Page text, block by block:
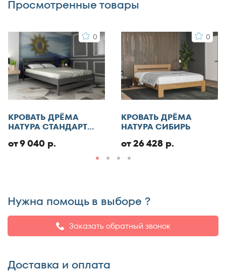
Я согласен с
правилами публикации
пользовательского контентаи даю согласие на
обработку персональных данных
Отменить
Добавить отзыв
Просмотренные товары
0
КРОВАТЬ ДРЁМА
НАТУРА СТАНДАРТ
от 9 040 р.
0
КРОВАТЬ ДРЁМА
НАТУРА СИБИРЬ
от 26 428 р.
Нужна помощь в выборе ?
Заказать обратный звонок
Доставка и оплата